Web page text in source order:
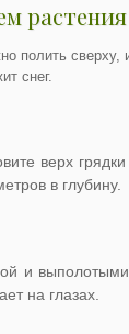
полить сверху,
снег.
верх
в глубину.
и
на глазах.